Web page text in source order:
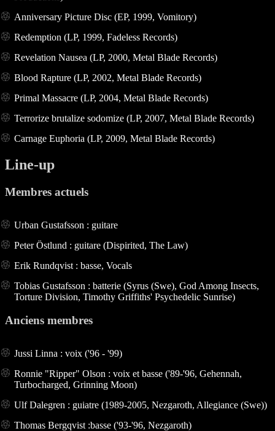
Anniversary Picture Disc (EP, 1999, Vomitory)
Redemption (LP, 1999, Fadeless Records)
Revelation Nausea (LP, 2000, Metal Blade Records)
Blood Rapture (LP, 2002, Metal Blade Records)
Primal Massacre (LP, 2004, Metal Blade Records)
Terrorize brutalize sodomize (LP, 2007, Metal Blade Records)
Carnage Euphoria (LP, 2009, Metal Blade Records)
Line-up
Membres actuels
Urban Gustafsson : guitare
Peter Östlund : guitare (Dispirited, The Law)
Erik Rundqvist : basse, Vocals
Tobias Gustafsson : batterie (Syrus (Swe), God Among Insects,
Torture Division, Timothy Griffiths' Psychedelic Sunrise)
Anciens membres
Jussi Linna : voix ('96 - '99)
Ronnie "Ripper" Olson : voix et basse ('89-'96, Gehennah,
Turbocharged, Grinning Moon)
Ulf Dalegren : guiatre (1989-2005, Nezgaroth, Allegiance (Swe))
Thomas Bergqvist :basse ('93-'96, Nezgaroth)